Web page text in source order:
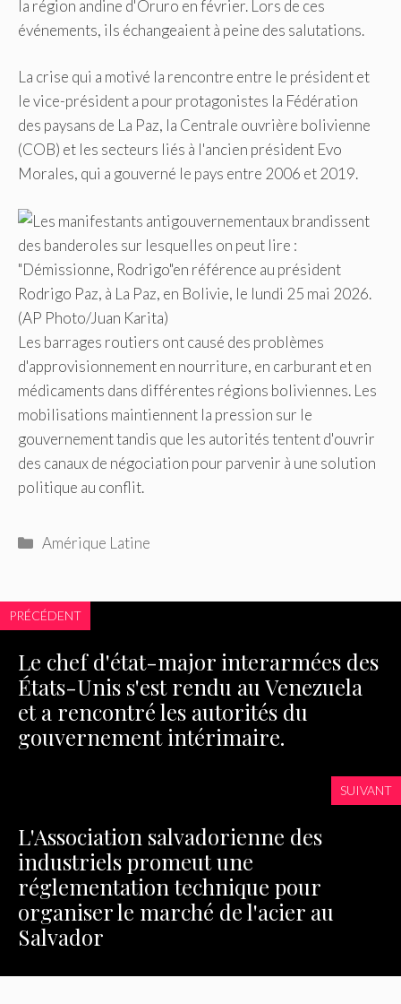
la région andine d'Oruro en février. Lors de ces
événements, ils échangeaient à peine des salutations.
La crise qui a motivé la rencontre entre le président et
le vice-président a pour protagonistes la Fédération
des paysans de La Paz, la Centrale ouvrière bolivienne
(COB) et les secteurs liés à l'ancien président Evo
Morales, qui a gouverné le pays entre 2006 et 2019.
Les barrages routiers ont causé des problèmes
d'approvisionnement en nourriture, en carburant et en
médicaments dans différentes régions boliviennes. Les
mobilisations maintiennent la pression sur le
gouvernement tandis que les autorités tentent d'ouvrir
des canaux de négociation pour parvenir à une solution
politique au conflit.
Catégories
Amérique Latine
PRÉCÉDENT
Le chef d'état-major interarmées des
États-Unis s'est rendu au Venezuela
et a rencontré les autorités du
gouvernement intérimaire.
SUIVANT
L'Association salvadorienne des
industriels promeut une
réglementation technique pour
organiser le marché de l'acier au
Salvador